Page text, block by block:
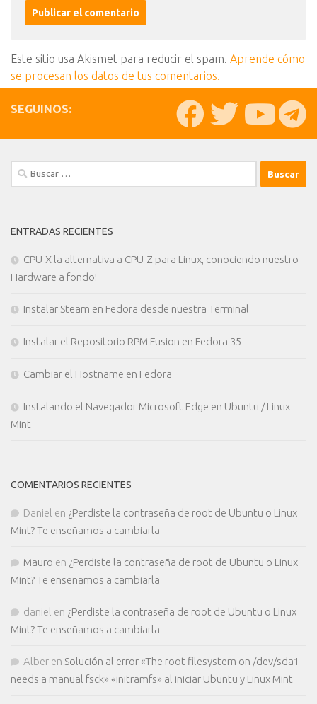
Este sitio usa Akismet para reducir el spam. Aprende cómo
se procesan los datos de tus comentarios.
SEGUINOS:
Buscar:
ENTRADAS RECIENTES
CPU-X la alternativa a CPU-Z para Linux, conociendo nuestro
Hardware a fondo!
Instalar Steam en Fedora desde nuestra Terminal
Instalar el Repositorio RPM Fusion en Fedora 35
Cambiar el Hostname en Fedora
Instalando el Navegador Microsoft Edge en Ubuntu / Linux
Mint
COMENTARIOS RECIENTES
Daniel en ¿Perdiste la contraseña de root de Ubuntu o Linux
Mint? Te enseñamos a cambiarla
Mauro en ¿Perdiste la contraseña de root de Ubuntu o Linux
Mint? Te enseñamos a cambiarla
daniel en ¿Perdiste la contraseña de root de Ubuntu o Linux
Mint? Te enseñamos a cambiarla
Alber en Solución al error «The root filesystem on /dev/sda1
needs a manual fsck» «initramfs» al iniciar Ubuntu y Linux Mint